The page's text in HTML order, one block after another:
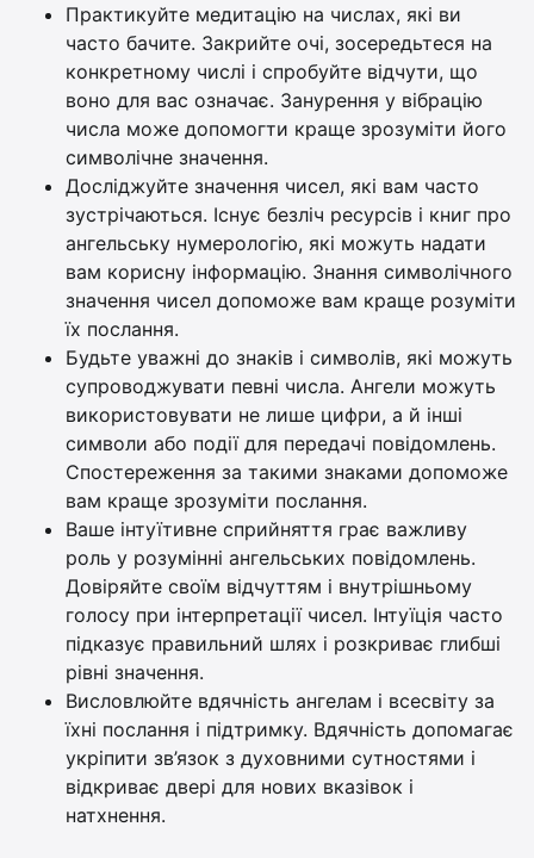
Практикуйте медитацію на числах, які ви
часто бачите. Закрийте очі, зосередьтеся на
конкретному числі і спробуйте відчути, що
воно для вас означає. Занурення у вібрацію
числа може допомогти краще зрозуміти його
символічне значення.
Досліджуйте значення чисел, які вам часто
зустрічаються. Існує безліч ресурсів і книг про
ангельську нумерологію, які можуть надати
вам корисну інформацію. Знання символічного
значення чисел допоможе вам краще розуміти
їх послання.
Будьте уважні до знаків і символів, які можуть
супроводжувати певні числа. Ангели можуть
використовувати не лише цифри, а й інші
символи або події для передачі повідомлень.
Спостереження за такими знаками допоможе
вам краще зрозуміти послання.
Ваше інтуїтивне сприйняття грає важливу
роль у розумінні ангельських повідомлень.
Довіряйте своїм відчуттям і внутрішньому
голосу при інтерпретації чисел. Інтуїція часто
підказує правильний шлях і розкриває глибші
рівні значення.
Висловлюйте вдячність ангелам і всесвіту за
їхні послання і підтримку. Вдячність допомагає
укріпити зв’язок з духовними сутностями і
відкриває двері для нових вказівок і
натхнення.